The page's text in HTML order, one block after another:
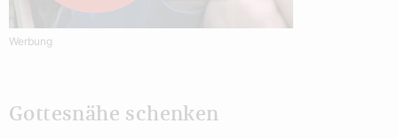
Werbung
Gottesnähe schenken